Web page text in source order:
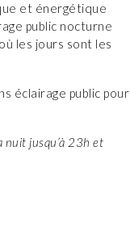
et énergétique
public nocturne
les jours sont les
éclairage public pour
nuit jusqu’à 23h et